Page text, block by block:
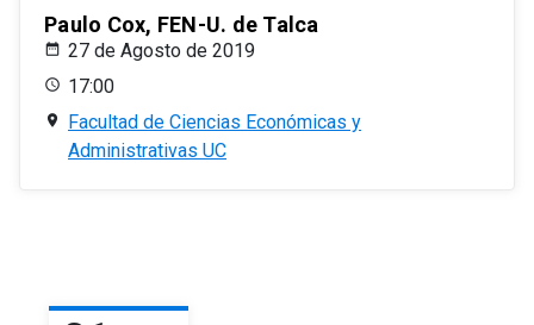
Paulo Cox, FEN-U. de Talca
27 de Agosto de 2019
17:00
Facultad de Ciencias Económicas y
Administrativas UC